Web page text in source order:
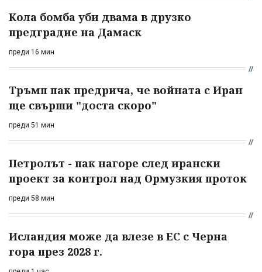
Кола бомба уби двама в друзко
предградие на Дамаск
преди 16 мин
Тръмп пак предрича, че войната с Иран
ще свърши "доста скоро"
преди 51 мин
Петролът - пак нагоре след ирански
проект за контрол над Ормузкия проток
преди 58 мин
Исландия може да влезе в ЕС с Черна
гора през 2028 г.